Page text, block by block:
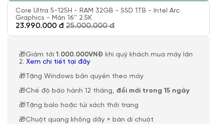
Core Ultra 5-125H - RAM 32GB - SSD 1TB - Intel Arc
Graphics - Màn 16'' 2.5K
23.990.000 đ 25.000.000 đ
🎁Giảm tới 1.000.000VNĐ khi quý khách mua máy lần
2. Xem chi tiết tại đây
🎁Tặng Windows bản quyền theo máy
🎁Chế độ bảo hành 12 tháng, đổi mới trong 15 ngày
🎁Tặng balo hoặc túi xách thời trang
🎁Chuột quang không dây + bàn di chuột